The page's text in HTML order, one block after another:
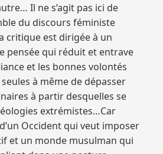
Il ne s’agit pas ici de
du discours féministe
critique est dirigée à un
pensée qui réduit et entrave
et les bonnes volontés
à même de dépasser
à partir desquelles se
extrémistes…Car
Occident qui veut imposer
et un monde musulman qui